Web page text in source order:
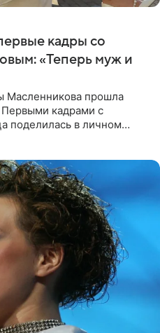
кадры со
«Теперь муж и
Масленникова прошла
Первыми кадрами с
поделилась в личном